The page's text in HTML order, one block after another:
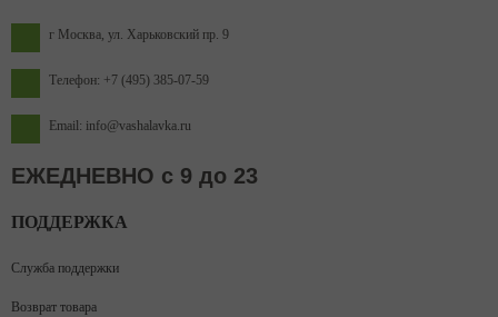
г Москва, ул. Харьковский пр. 9
Телефон: +7 (495) 385-07-59
Email: info@vashalavka.ru
ЕЖЕДНЕВНО с 9 до 23
ПОДДЕРЖКА
Служба поддержки
Возврат товара